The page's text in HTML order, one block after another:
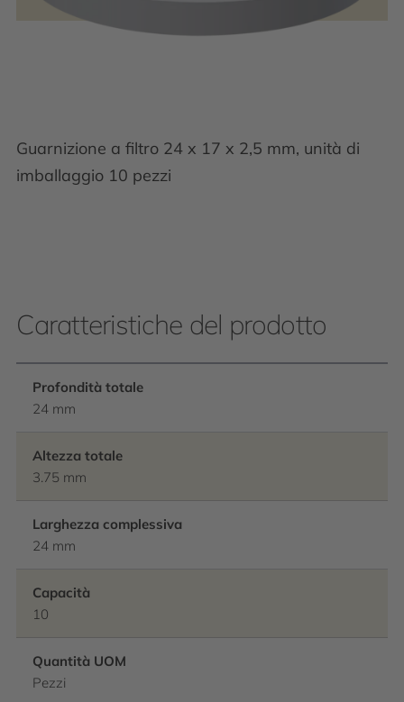
Guarnizione a filtro 24 x 17 x 2,5 mm, unità di
imballaggio 10 pezzi
Caratteristiche del prodotto
Profondità totale
24 mm
Altezza totale
3.75 mm
Larghezza complessiva
24 mm
Capacità
10
Quantità UOM
Pezzi